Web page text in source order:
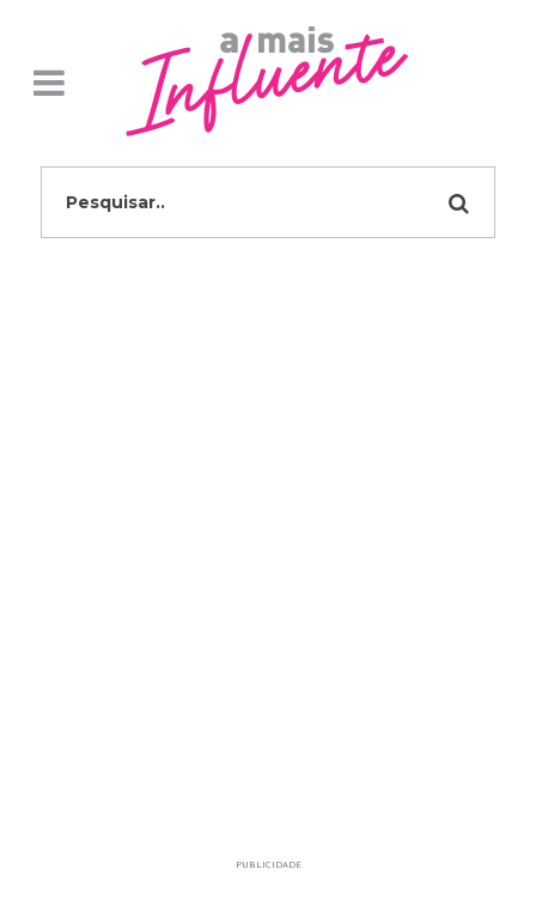
PUBLICIDADE